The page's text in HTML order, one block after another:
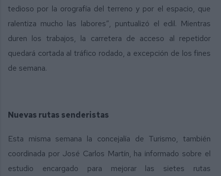
tedioso por la orografía del terreno y por el espacio, que
ralentiza mucho las labores”, puntualizó el edil. Mientras
duren los trabajos, la carretera de acceso al repetidor
quedará cortada al tráfico rodado, a excepción de los fines
de semana.
Nuevas rutas senderistas
Esta misma semana la concejalía de Turismo, también
coordinada por José Carlos Martín, ha informado sobre el
estudio encargado para mejorar las sietes rutas